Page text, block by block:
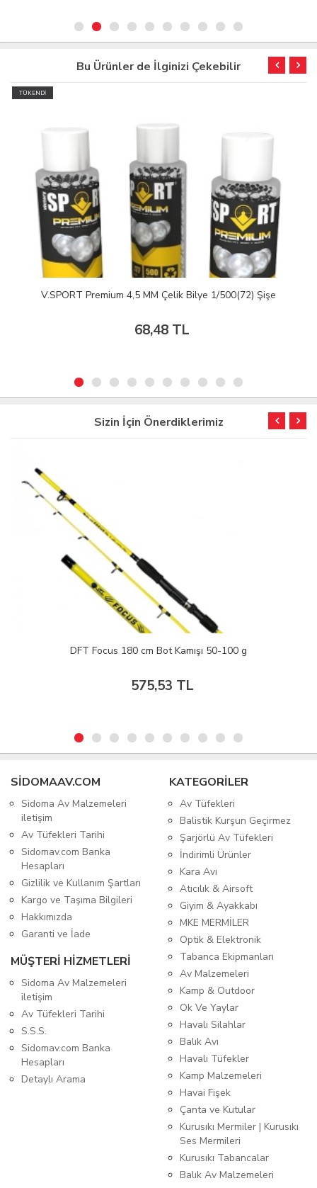
Bu Ürünler de İlginizi Çekebilir
STERLING Tetik Düşürücü cal .7.65 BRW (1/6)
835,38 TL
Sizin İçin Önerdiklerimiz
Huğlu Renova Kryptek Av Tüfeği
SIDOMAAV.COM
Sidoma Av Malzemeleri
iletişim
Av Tüfekleri Tarihi
Sidomav.com Banka
Hesapları
Gizlilik ve Kullanım Şartları
Kargo ve Taşıma Bilgileri
Hakkımızda
Garanti ve İade
MÜŞTERİ HİZMETLERİ
Sidoma Av Malzemeleri
iletişim
Av Tüfekleri Tarihi
S.S.S.
Sidomav.com Banka
Hesapları
Detaylı Arama
KATEGORİLER
Av Tüfekleri
Balistik Kurşun Geçirmez
Şarjörlü Av Tüfekleri
İndirimli Ürünler
Kara Avı
Atıcılık & Airsoft
Giyim & Ayakkabı
MKE MERMİLER
Optik & Elektronik
Tabanca Ekipmanları
Av Malzemeleri
Kamp & Outdoor
Ok Ve Yaylar
Havalı Silahlar
Balık Avı
Havalı Tüfekler
Kamp Malzemeleri
Havai Fişek
Çanta ve Kutular
Kurusıkı Mermiler | Kurusıkı
Ses Mermileri
Kurusıkı Tabancalar
Balık Av Malzemeleri